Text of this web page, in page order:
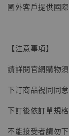
【現貨
NT$ 5,300
國外客戶提供國
【注意事項】
請詳閱官網購物
下訂商品視同同
下訂後依訂單規
不能接受者請勿